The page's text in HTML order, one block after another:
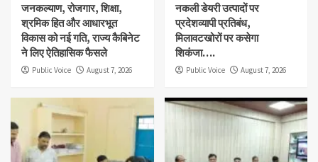
जनकल्याण, रोजगार, शिक्षा,
श्रमिक हित और आधारभूत
विकास को नई गति, राज्य कैबिनेट
ने लिए ऐतिहासिक फैसले
Public Voice August 7, 2026
नकली डेयरी उत्पादों पर
प्रदेशव्यापी प्रतिबंध,
मिलावटखोरों पर कसेगा
शिकंजा….
Public Voice August 7, 2026